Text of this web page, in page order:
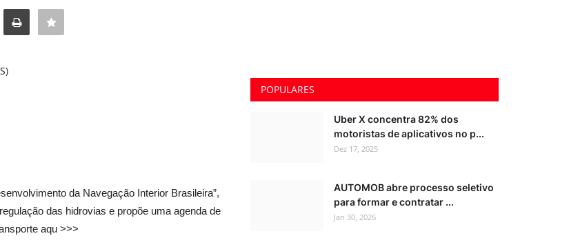
da Navegação Interior Brasileira”,
das hidrovias e propõe uma agenda de
aqu >>>
POPULARES
Uber X concentra 82% dos
motoristas de aplicativos no p...
Dez 17, 2025
AUTOMOB abre processo seletivo
para formar e contratar ...
Jan 30, 2026